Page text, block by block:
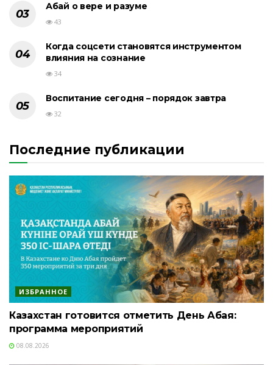
Абай о вере и разуме
43
Когда соцсети становятся инструментом
влияния на сознание
34
Воспитание сегодня – порядок завтра
32
Последние публикации
ИЗБРАННОЕ
Казахстан готовится отметить День Абая:
программа мероприятий
08.08.2026